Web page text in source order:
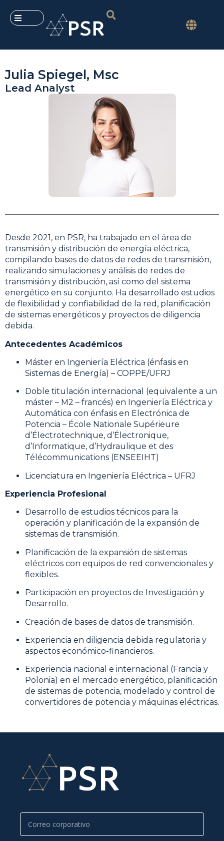
Julia Spiegel, Msc
Lead Analyst
Desde 2021, en PSR, ha trabajado en el área de
transmisión y distribución de energía eléctrica,
compilando bases de datos de redes de transmisión,
realizando simulaciones y análisis de redes de
transmisión y distribución, así como del sistema
energético en su conjunto. Ha desarrollado estudios
de flexibilidad y confiabilidad de la red, planificación
de sistemas energéticos y proyectos de diligencia
debida.
Antecedentes Académicos
Máster en Ingeniería Eléctrica (énfasis en
Sistemas de Energía) – COPPE/UFRJ
Doble titulación internacional (equivalente a un
máster – M2 – francés) en Ingeniería Eléctrica y
Automática con énfasis en Electrónica de
Potencia – École Nationale Supérieure
d’Électrotechnique, d’Électronique,
d’Informatique, d’Hydraulique et des
Télécommunications (ENSEEIHT)
Licenciatura en Ingeniería Eléctrica – UFRJ
Experiencia Profesional
Desarrollo de estudios técnicos para la
operación y planificación de la expansión de
sistemas de transmisión.
Planificación de la expansión de sistemas
eléctricos con equipos de red convencionales y
flexibles.
Participación en proyectos de Investigación y
Desarrollo.
Creación de bases de datos de transmisión.
Experiencia en diligencia debida regulatoria y
aspectos económico-financieros.
Experiencia nacional e internacional (Francia y
Polonia) en el mercado energético, planificación
de sistemas de potencia, modelado y control de
convertidores de potencia y máquinas eléctricas.